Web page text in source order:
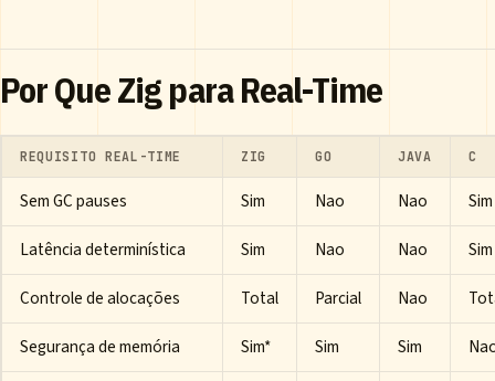
Por Que Zig para Real-Time
REQUISITO REAL-TIME ZIG GO JAVA C
Sem GC pauses Sim Nao Nao
Sim
Latência determinística
Sim Nao Nao
Sim
Controle de alocações
Total Parcial Nao
Segurança de memória
Sim* Sim Sim